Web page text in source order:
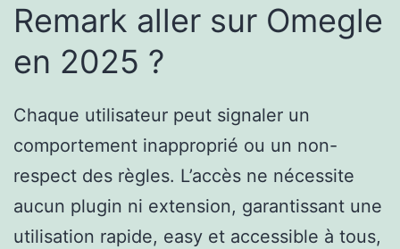
Remark aller sur Omegle
en 2025 ?
Chaque utilisateur peut signaler un
comportement inapproprié ou un non-
respect des règles. L’accès ne nécessite
aucun plugin ni extension, garantissant une
utilisation rapide, easy et accessible à tous,